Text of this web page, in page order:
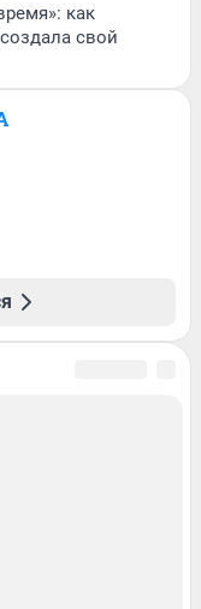
как
свой